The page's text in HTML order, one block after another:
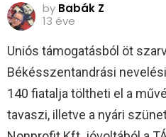
by Babák Z
13 éve
Uniós támogatásból öt
Békésszentandrási
140 fiatalja töltheti el a
tavaszi, illetve a nyári